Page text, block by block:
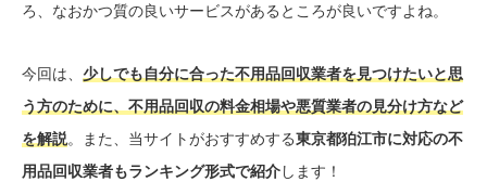
ろ、なおかつ質の良いサービスがあるところが良いですよね。
今回は、 少しでも自分に合った不用品回収業者を見つけたいと思
う方のために、不用品回収の料金相場や悪質業者の見分け方など
を解説。また、当サイトがおすすめする東京都狛江市に対応の不
用品回収業者もランキング形式で紹介します！